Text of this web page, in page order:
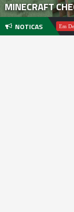
MINECRAFT
NOTICAS
Pachter Em